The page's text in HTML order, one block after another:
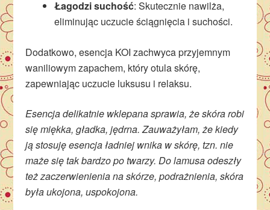
Łagodzi suchość: Skutecznie nawilża,
eliminując uczucie ściągnięcia i suchości.
Dodatkowo, esencja KOI zachwyca przyjemnym
waniliowym zapachem, który otula skórę,
zapewniając uczucie luksusu i relaksu.
Esencja delikatnie wklepana sprawia, że skóra robi
się miękka, gładka, jędrna. Zauważyłam, że kiedy
ją stosuję esencja ładniej wnika w skórę, tzn. nie
maże się tak bardzo po twarzy. Do lamusa odeszły
też zaczerwienienia na skórze, podrażnienia, skóra
była ukojona, uspokojona.